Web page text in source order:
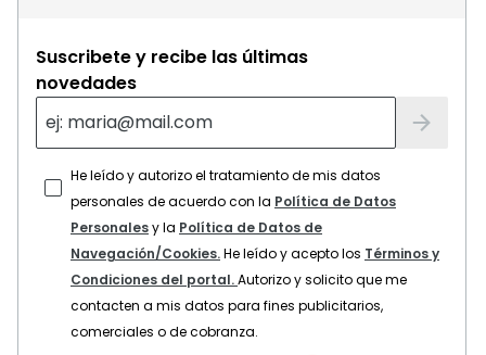
Suscribete y recibe las últimas
novedades
He leído y autorizo el tratamiento de mis datos
personales de acuerdo con la Política de Datos
Personalesy la Política de Datos de
Navegación/Cookies.He leído y acepto los Términos y
Condiciones del portal.Autorizo y solicito que me
contacten a mis datos para fines publicitarios,
comerciales o de cobranza.